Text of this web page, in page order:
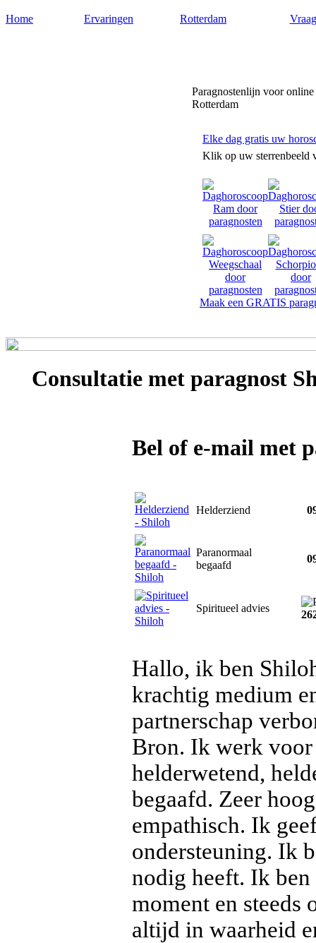
Home Ervaringen Rotterdam
Paragnostenlijn voor
Rotterdam
Elke dag gratis uw
Klik op uw sterrenbeeld
Maak een GRATIS
Consultatie met paragnost
Bel of e-mail met
Helderziend
Paranormaal
begaafd
Spiritueel advies
Hallo, ik ben
krachtig medium
partnerschap
Bron. Ik werk
helderwetend,
begaafd. Zeer
empathisch. Ik
ondersteuning. Ik
nodig heeft. Ik ben
moment en steeds
altijd in waarheid